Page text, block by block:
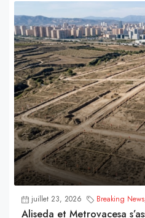
juillet 23, 2026 Breaking News
Aliseda et Metrovacesa